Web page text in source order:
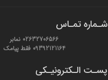
شـماره تمـاس
02632706566 نمابر
09392121164 فقط پیامک
پسـت الـکترونیـکی